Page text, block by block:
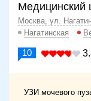
Медицинский
Москва, ул.
Нагатинская
10
УЗИ мочевого